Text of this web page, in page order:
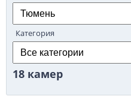
Категория
18 камер